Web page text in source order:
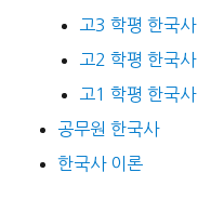
고3 학평 한국사
고2 학평 한국사
고1 학평 한국사
공무원 한국사
한국사 이론